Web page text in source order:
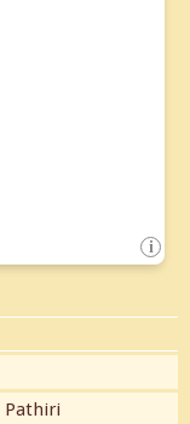
Pathiri